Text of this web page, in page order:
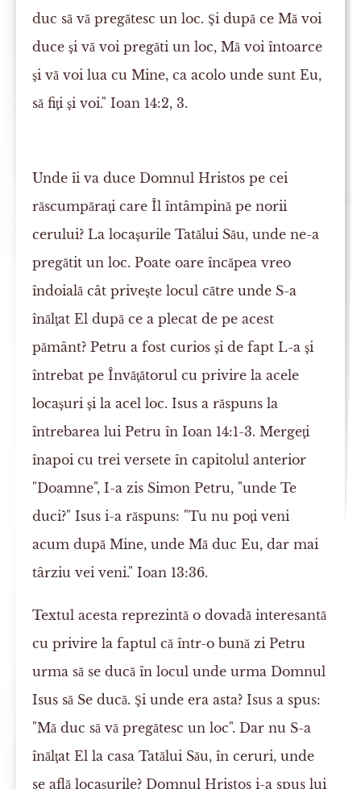
duc să vă pregătesc un loc. Şi după ce Mă voi
duce şi vă voi pregăti un loc, Mă voi întoarce
şi vă voi lua cu Mine, ca acolo unde sunt Eu,
să fiţi şi voi." Ioan 14:2, 3.
Unde îi va duce Domnul Hristos pe cei
răscumpăraţi care Îl întâmpină pe norii
cerului? La locaşurile Tatălui Său, unde ne-a
pregătit un loc. Poate oare încăpea vreo
îndoială cât priveşte locul către unde S-a
înălţat El după ce a plecat de pe acest
pământ? Petru a fost curios şi de fapt L-a şi
întrebat pe Învăţătorul cu privire la acele
locaşuri şi la acel loc. Isus a răspuns la
întrebarea lui Petru în Ioan 14:1-3. Mergeţi
înapoi cu trei versete în capitolul anterior
"Doamne", I-a zis Simon Petru, "unde Te
duci?" Isus i-a răspuns: "Tu nu poţi veni
acum după Mine, unde Mă duc Eu, dar mai
târziu vei veni." Ioan 13:36.
Textul acesta reprezintă o dovadă interesantă
cu privire la faptul că într-o bună zi Petru
urma să se ducă în locul unde urma Domnul
Isus să Se ducă. Şi unde era asta? Isus a spus:
"Mă duc să vă pregătesc un loc". Dar nu S-a
înălţat El la casa Tatălui Său, în ceruri, unde
se află locaşurile? Domnul Hristos i-a spus lui